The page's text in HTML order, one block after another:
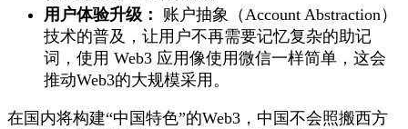
用户体验升级：
账户抽象（Account Abstraction）
技术的普及，让用户不再需要记忆复杂的助记
词，使用 Web3 应用像使用微信一样简单，这会
推动Web3的大规模采用。
在国内将构建“中国特色”的Web3，中国不会照搬西方